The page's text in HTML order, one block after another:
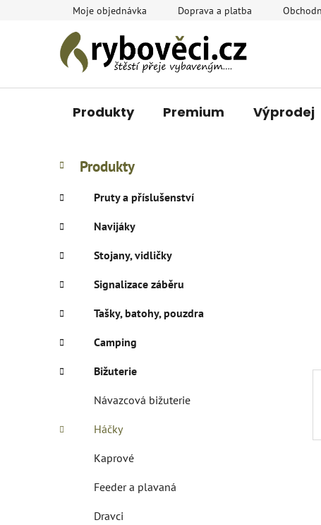
Moje objednávka Doprava a platba
Produkty Premium Výprodej
P
o
s
r
a
n
í
p
a
e
kategorie
K
a
e
g
o
r
e
Produkty
Pruty a příslušenství
Navijáky
Stojany, vidličky
Signalizace záběru
Tašky, batohy, pouzdra
Camping
Bižuterie
Návazcová bižuterie
Háčky
Kaprové
Feeder a plavaná
Dravci